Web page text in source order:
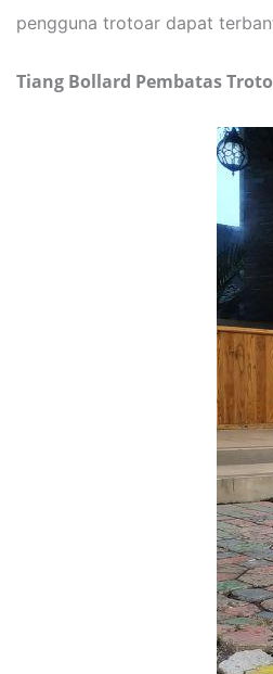
pengguna trotoar dapat
Tiang Bollard Pembatas